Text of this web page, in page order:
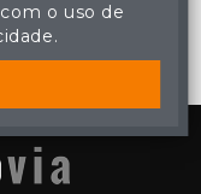
Público Oficial -
reservados
conteúdo deste site
em lei.
o uso de